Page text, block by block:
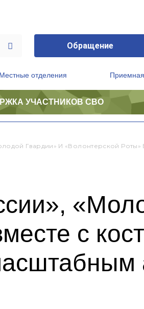
Обращение
Местные отделения Приемная
УЧАСТНИКОВ СВО
Гвардии» И «Волонтерской
с